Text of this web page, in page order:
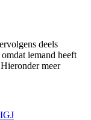
deels
iemand heeft
meer